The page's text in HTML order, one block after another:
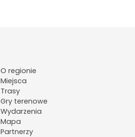
O regionie
Miejsca
Trasy
Gry terenowe
Wydarzenia
Mapa
Partnerzy